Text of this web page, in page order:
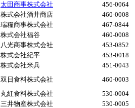
太田商事株式会社
456-0064
株式会社酒井商店
460-0008
瑞糧商事株式会社
467-0844
株式会社福谷
460-0008
八光商事株式会社
453-0852
株式会社紀平
453-0018
株式会社米兵
451-0043
双日食料株式会社
460-0003
丸紅食料株式会社
530-0004
三井物産株式会社
530-0005